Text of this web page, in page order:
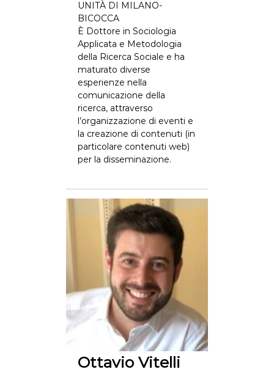
UNITÀ DI MILANO-
BICOCCA
È Dottore in Sociologia
Applicata e Metodologia
della Ricerca Sociale e ha
maturato diverse
esperienze nella
comunicazione della
ricerca, attraverso
l’organizzazione di eventi e
la creazione di contenuti (in
particolare contenuti web)
per la disseminazione.
Ottavio Vitelli